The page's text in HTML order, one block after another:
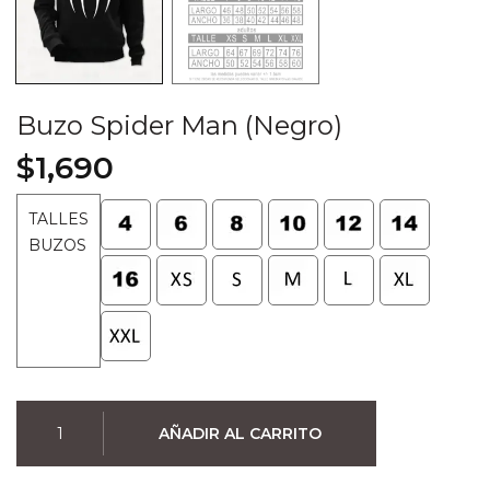
Buzo Spider Man (Negro)
$1,690
TALLES
BUZOS
Spider
Man
AÑADIR AL CARRITO